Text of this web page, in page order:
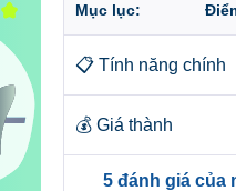
Mục lục:
📋 Tính năng chính
💰 Giá thành
5 đánh giá của